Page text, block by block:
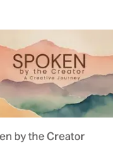
by the Creator